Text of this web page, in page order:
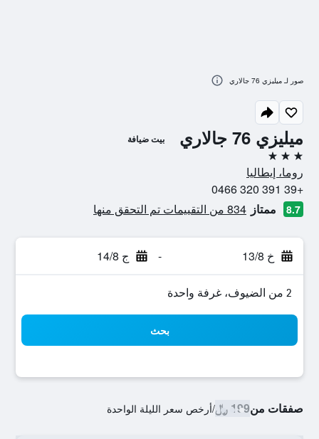
ميليزي 76 جالاري بيت ضيافة
3 نجوم
روما، إيطاليا
+39 391 320 0466
8.7 ممتاز 834 من التقييمات تم التحقق منها
خ 13/8 - ج 14/8
2 من الضيوف، غرفة واحدة
بحث
صفقات من199 ﷼ /أرخص سعر الليلة الواحدة
صور لـ ميليزي 76 جالاري